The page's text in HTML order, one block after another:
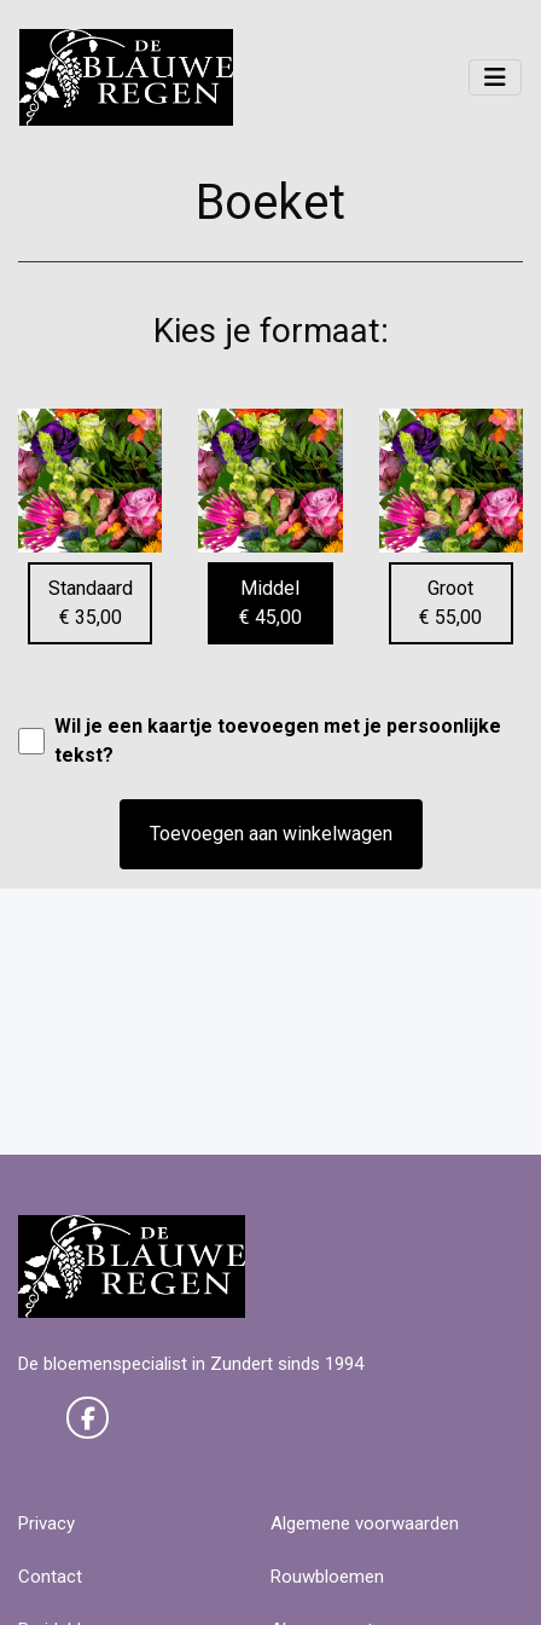
Boeket
Kies je formaat:
Standaard
€ 35,00
Middel
€ 45,00
Groot
€ 55,00
Wil je een kaartje toevoegen met je persoonlijke
tekst?
Toevoegen aan winkelwagen
De bloemenspecialist in Zundert sinds 1994
Privacy Algemene voorwaarden
Contact Rouwbloemen